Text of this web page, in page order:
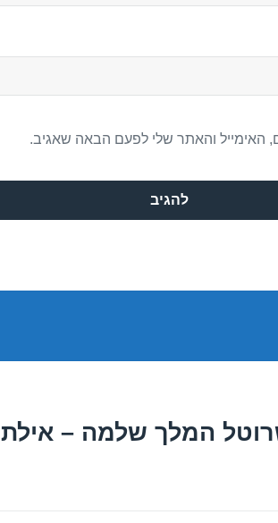
האימייל והאתר שלי לפעם הבאה שאגיב.
המלך שלמה – אילת